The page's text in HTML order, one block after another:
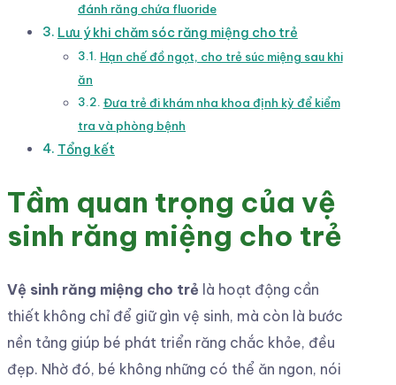
đánh răng chứa fluoride
Lưu ý khi chăm sóc răng miệng cho trẻ
Hạn chế đồ ngọt, cho trẻ súc miệng sau khi
ăn
Đưa trẻ đi khám nha khoa định kỳ để kiểm
tra và phòng bệnh
Tổng kết
Tầm quan trọng của vệ
sinh răng miệng cho trẻ
Vệ sinh răng miệng cho trẻ là hoạt động cần
thiết không chỉ để giữ gìn vệ sinh, mà còn là bước
nền tảng giúp bé phát triển răng chắc khỏe, đều
đẹp. Nhờ đó, bé không những có thể ăn ngon, nói